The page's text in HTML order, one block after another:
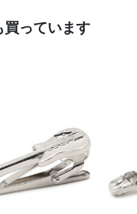
買っています